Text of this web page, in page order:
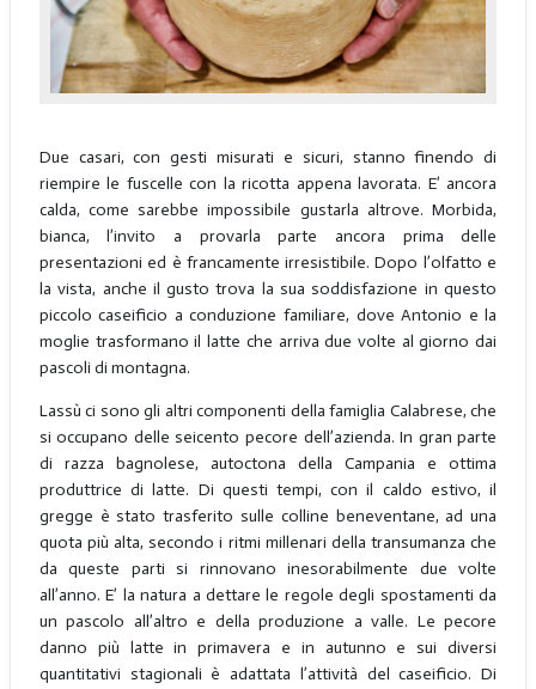
Due casari, con gesti misurati e sicuri, stanno finendo di
riempire le fuscelle con la ricotta appena lavorata. E’ ancora
calda, come sarebbe impossibile gustarla altrove. Morbida,
bianca, l’invito a provarla parte ancora prima delle
presentazioni ed è francamente irresistibile. Dopo l’olfatto e
la vista, anche il gusto trova la sua soddisfazione in questo
piccolo caseificio a conduzione familiare, dove Antonio e la
moglie trasformano il latte che arriva due volte al giorno dai
pascoli di montagna.
Lassù ci sono gli altri componenti della famiglia Calabrese, che
si occupano delle seicento pecore dell’azienda. In gran parte
di razza bagnolese, autoctona della Campania e ottima
produttrice di latte. Di questi tempi, con il caldo estivo, il
gregge è stato trasferito sulle colline beneventane, ad una
quota più alta, secondo i ritmi millenari della transumanza che
da queste parti si rinnovano inesorabilmente due volte
all’anno. E’ la natura a dettare le regole degli spostamenti da
un pascolo all’altro e della produzione a valle. Le pecore
danno più latte in primavera e in autunno e sui diversi
quantitativi stagionali è adattata l’attività del caseificio. Di